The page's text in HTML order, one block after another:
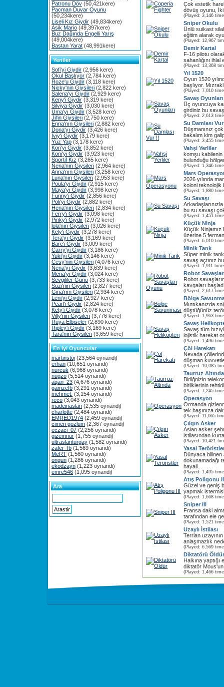
Patronu Döv (50,421kere)
Pacman Duvar Oyunu
(50,234kere)
Liseli Kız Giydir (49,834kere)
Asik Mario (49,397kere)
Buz Dağında Engelli Yarış
(49,004kere)
Bastan Yarat (48,991kere)
Yeniler
Sofi'yi Giydir (2,956 kere)
Okul Başlıyor (2,784 kere)
Roze'u Giydir (3,118 kere)
Nicky'nin Giysileri (2,822 kere)
Salena'yı Giydir (2,929 kere)
Keny'i Giydir (3,319 kere)
Silviya Giydir (3,030 kere)
Uma'yı Giydir (3,528 kere)
Jil'in Giysileri (2,750 kere)
Enna'nın Giysileri (2,882 kere)
Dona'yı Giydir (3,426 kere)
Iviy'i Giydir (3,179 kere)
Yüz Yap (3,178 kere)
Kori'yi Giydir (3,852 kere)
Koni'yi Giydir (3,923 kere)
Sportif Kız (3,265 kere)
Nena'nın Giysileri (2,964 kere)
Anna'nın Giysileri (3,258 kere)
Luna'nın Giysileri (2,953 kere)
Poula'yı Giydir (2,915 kere)
Maya'yı Giydir (3,998 kere)
Funny'i Giydir (2,856 kere)
Poli'yi Giydir (2,882 kere)
Hena'nın Giysileri (2,834 kere)
Ferry'i Giydir (3,098 kere)
Pinky'i Giydir (2,972 kere)
lola'nın Giysileri (3,026 kere)
Kely'i Giydir (3,278 kere)
Tera'yı Giydir (3,169 kere)
Bare'i Giydir (3,009 kere)
Carry'yi Giydir (3,186 kere)
Yuki'yi Giydir (3,146 kere)
Cesy'nin Giysileri (4,076 kere)
Nena'yı Giydir (3,639 kere)
Mena'yı Giydir (3,024 kere)
Sevgililer Günü (3,733 kere)
Suzi'nin Giysileri (2,827 kere)
Gina'nın Giysileri (2,934 kere)
Leni'yi Giydir (2,927 kere)
Pearl'i Giydir (2,824 kere)
Kety'i Giydir (3,078 kere)
Villy'nin Giysileri (3,776 kere)
Rüya Elbiseler (2,890 kere)
Ripley'i Giydir (3,169 kere)
Tara'nın Giysileri (3,659 kere)
En iyi Oyuncular
martinstoj (23,564 oynandi)
erhan (10,651 oynandi)
nurcuk (6,968 oynandi)
nügzö (5,514 oynandi)
aqan_23 (4,676 oynandi)
gamzefb (3,291 oynandi)
mehmet. (3,154 oynandi)
reco (3,043 oynandi)
madeinaslan (2,535 oynandi)
charlotte (2,484 oynandi)
EMRED1974 (2,459 oynandi)
cimen gozlum (2,367 oynandi)
eczaci_07 (2,256 oynandi)
gizemnur (1,755 oynandi)
ultraslanturgay (1,582 oynandi)
zafer_fb (1,569 oynandi)
MeRT (1,560 oynandi)
ongun (1,286 oynandi)
ekodzayn (1,223 oynandi)
emre546 (1,095 oynandi)
Ara
Çok estetik
dövüş oyunu,
(Played: 3,146
Sniper Okulu
Ünlü suikast
eğitim alarak
(Played: 12,967
Demir Kartal
F-16 pilotu
sahanlığını
(Played: 13,368
Yıl 1520
Oyun 1520
başlıyor.
(Played: 7,010
Savaş Oyunları
Üç oyuncuya
girdiniz bu
(Played: 2,613
Su Damlası
Düşmanınız
bakalım kim
(Played: 3,455
Vahşi Yerliler
komşu kabilenin
bulunduğu
(Played: 1,346
Mars
2026 yılında
koloni teknolojik
(Played: 1,880
Su Savaşı
bu su savaşı
(Played: 1,451
Küçük Ninja
Küçük
üzerine 5
(Played: 6,010
Minik Tank
Süper minik
savaş açtınız
(Played: 1,911
Robot
Robot
kavgaları
(Played: 2,617
Bölge
Mıntıkanızda
düştüğünüz
(Played: 1,963
Savaş
Savaş tüm
lojistik harekat
(Played: 1,496
Çöl Harekatı
Nevada
düşman
(Played: 10,085
Taurruz Altında
Birliğnizin
birliklerinin
(Played: 7,245
Operasyon
Ormanda
tek başınıza
(Played: 11,065
Çılgın Asker
Aslan asker
istilasından
(Played: 10,421
Yasal
Dünyaca bilinen
dokunamadağı
hayali...
(Played: 1,495
Atış Poligonu
Güzel ve geniş
yapmak
(Played: 1,668
Sniper III
Fransa daki
tarafından ele
(Played: 1,521
Uzaylı İstilası
Terrian
anlaşmazlık
(Played: 6,569
Diktatörü Öldür
Halkına
diktatör
(Played: 1,466